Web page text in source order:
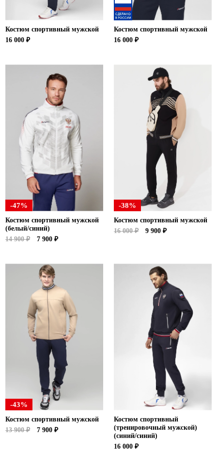
Костюм спортивный мужской
16 000 ₽
Костюм спортивный мужской
16 000 ₽
-47%
Костюм спортивный мужской
(белый/синий)
14 900 ₽
7 900 ₽
-38%
Костюм спортивный мужской
16 000 ₽
9 900 ₽
-43%
Костюм спортивный мужской
13 900 ₽
7 900 ₽
Костюм спортивный
(тренировочный мужской)
(синий/синий)
16 000 ₽